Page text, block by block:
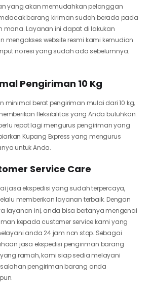
yang akan memudahkan pelanggan
barang kiriman sudah berada pada
mana. Layanan ini dapat di lakukan
mengakses website resmi kami kemudian
no resi yang sudah ada sebelumnya.
Pengiriman 10 Kg
minimal berat pengiriman mulai dari 10 kg,
fleksibilitas yang Anda butuhkan.
repot lagi mengurus pengiriman yang
Kupang Express yang mengurus
untuk Anda.
Service Care
jasa ekspedisi yang sudah terpercaya,
memberikan layanan terbaik. Dengan
layanan ini, anda bisa bertanya mengenai
kepada customer service kami yang
anda 24 jam non stop. Sebagai
jasa ekspedisi pengiriman barang
ramah, kami siap sedia melayani
pengiriman barang anda